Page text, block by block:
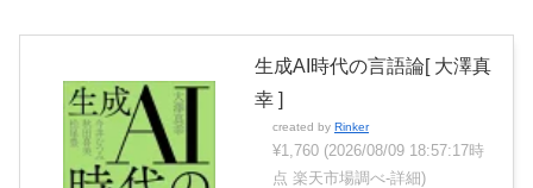
生成AI時代の言語論[ 大澤真
幸 ]
created by Rinker
¥1,760 (2026/08/09 18:57:17時
点 楽天市場調べ-詳細)